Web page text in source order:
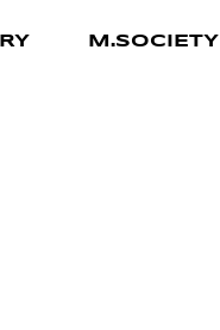
M.SOCIETY